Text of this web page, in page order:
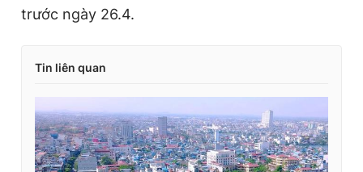
trước ngày 26.4.
Tin liên quan